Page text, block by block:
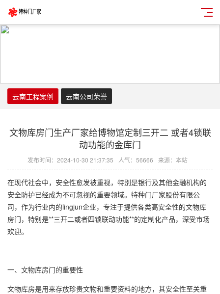
云南工程案例 云南公司荣誉
文物库房门生产厂家给博物馆定制三开二 或者4锁联
动功能的金库门
发布时间：2024-10-30 21:37:35 人气：56666 来源：本站
在现代社会中，安全性愈发被重视，特别是银行及其他金融机构的
安全防护已经成为不可忽视的重要领域。特种门厂家股份有限公
司，作为行业内的lingjun企业，专注于提供各类高安全性的文物库
房门，特别是**三开二或者四锁联动功能**的定制化产品，深受市场
欢迎。
一、文物库房门的重要性
文物库房是用来存放珍贵文物和重要资料的地方，其安全性至关重